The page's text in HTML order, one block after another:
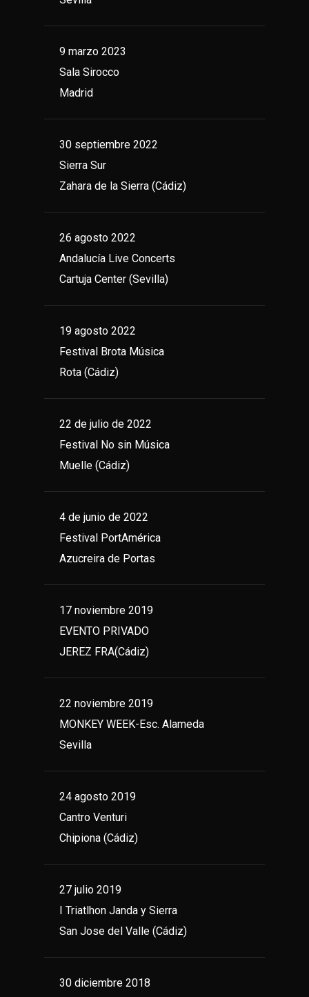
9 marzo 2023
Sala Sirocco
Madrid
30 septiembre 2022
Sierra Sur
Zahara de la Sierra (Cádiz)
26 agosto 2022
Andalucía Live Concerts
Cartuja Center (Sevilla)
19 agosto 2022
Festival Brota Música
Rota (Cádiz)
22 de julio de 2022
Festival No sin Música
Muelle (Cádiz)
4 de junio de 2022
Festival PortAmérica
Azucreira de Portas
17 noviembre 2019
EVENTO PRIVADO
JEREZ FRA(Cádiz)
22 noviembre 2019
MONKEY WEEK-Esc. Alameda
Sevilla
24 agosto 2019
Cantro Venturi
Chipiona (Cádiz)
27 julio 2019
I Triatlhon Janda y Sierra
San Jose del Valle (Cádiz)
30 diciembre 2018